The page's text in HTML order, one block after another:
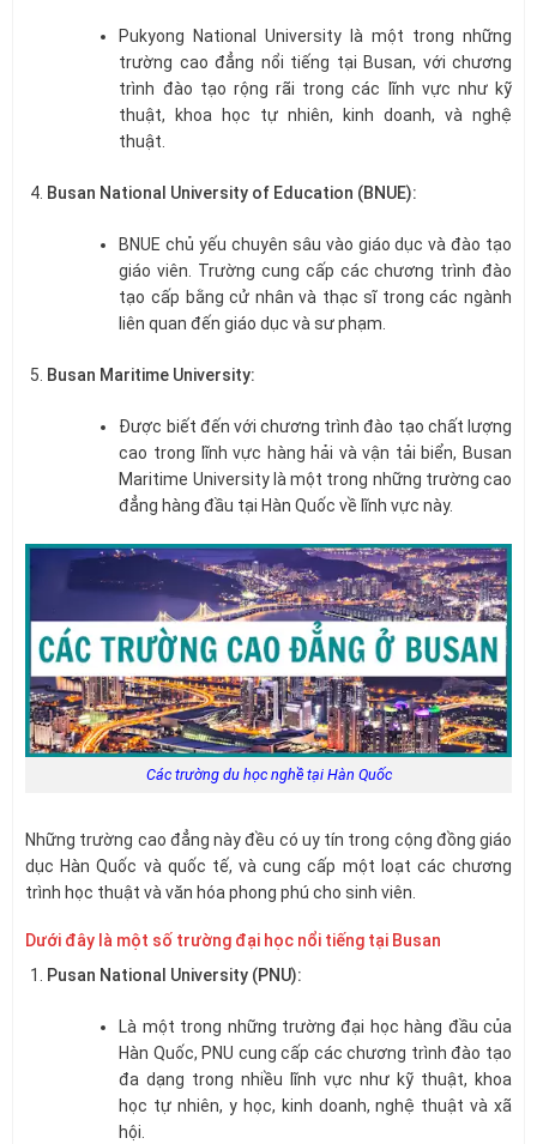
Pukyong National University là một trong những
trường cao đẳng nổi tiếng tại Busan, với chương
trình đào tạo rộng rãi trong các lĩnh vực như kỹ
thuật, khoa học tự nhiên, kinh doanh, và nghệ
thuật.
Busan National University of Education (BNUE):
BNUE chủ yếu chuyên sâu vào giáo dục và đào tạo
giáo viên. Trường cung cấp các chương trình đào
tạo cấp bằng cử nhân và thạc sĩ trong các ngành
liên quan đến giáo dục và sư phạm.
Busan Maritime University:
Được biết đến với chương trình đào tạo chất lượng
cao trong lĩnh vực hàng hải và vận tải biển, Busan
Maritime University là một trong những trường cao
đẳng hàng đầu tại Hàn Quốc về lĩnh vực này.
Các trường du học nghề tại Hàn Quốc
Những trường cao đẳng này đều có uy tín trong cộng đồng giáo
dục Hàn Quốc và quốc tế, và cung cấp một loạt các chương
trình học thuật và văn hóa phong phú cho sinh viên.
Dưới đây là một số trường đại học nổi tiếng tại Busan
Pusan National University (PNU):
Là một trong những trường đại học hàng đầu của
Hàn Quốc, PNU cung cấp các chương trình đào tạo
đa dạng trong nhiều lĩnh vực như kỹ thuật, khoa
học tự nhiên, y học, kinh doanh, nghệ thuật và xã
hội.